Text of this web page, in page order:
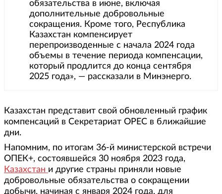
обязательства в июне, включая
дополнительные добровольные
сокращения. Кроме того, Республика
Казахстан компенсирует
перепроизводенные с начала 2024 года
объемы в течение периода компенсации,
который продлится до конца сентября
2025 года», — рассказали в Минэнерго.
Казахстан представит свой обновленный график
компенсаций в Секретариат OPEC в ближайшие
дни.
Напомним, по итогам 36-й министерской встречи
ОПЕК+, состоявшейся 30 ноября 2023 года,
Казахстан и другие страны приняли новые
добровольные обязательства о сокращении
добычи, начиная с января 2024 года, для